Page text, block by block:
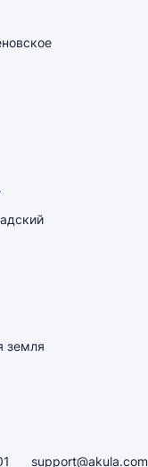
земля
support@akula.com